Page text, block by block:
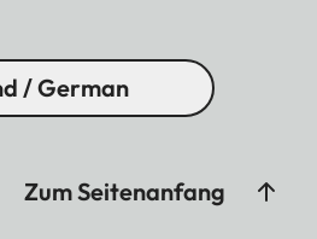
/ German
Zum Seitenanfang